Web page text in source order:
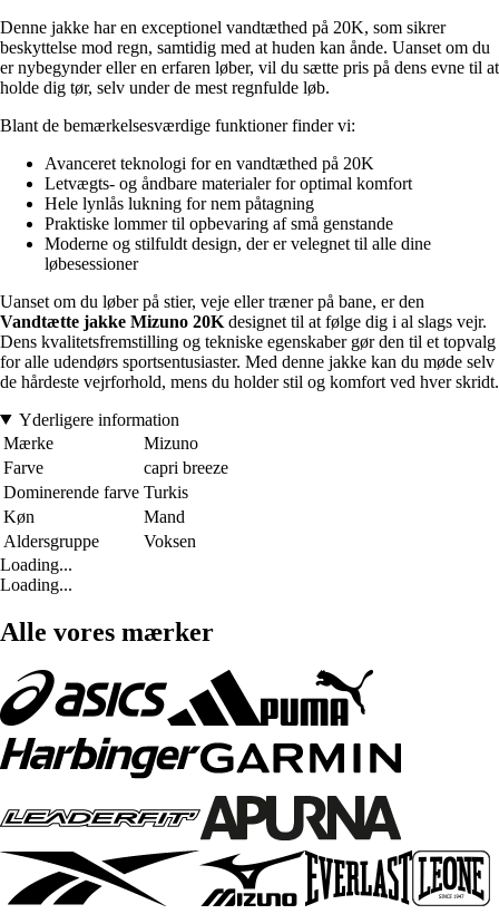
Denne jakke har en exceptionel vandtæthed på 20K, som sikrer
beskyttelse mod regn, samtidig med at huden kan ånde. Uanset om du
er nybegynder eller en erfaren løber, vil du sætte pris på dens evne til at
holde dig tør, selv under de mest regnfulde løb.
Blant de bemærkelsesværdige funktioner finder vi:
Avanceret teknologi for en vandtæthed på 20K
Letvægts- og åndbare materialer for optimal komfort
Hele lynlås lukning for nem påtagning
Praktiske lommer til opbevaring af små genstande
Moderne og stilfuldt design, der er velegnet til alle dine
løbesessioner
Uanset om du løber på stier, veje eller træner på bane, er den
Vandtætte jakke Mizuno 20K designet til at følge dig i al slags vejr.
Dens kvalitetsfremstilling og tekniske egenskaber gør den til et topvalg
for alle udendørs sportsentusiaster. Med denne jakke kan du møde selv
de hårdeste vejrforhold, mens du holder stil og komfort ved hver skridt.
Yderligere information
Mærke
Mizuno
Farve
capri breeze
Dominerende farve Turkis
Køn
Mand
Aldersgruppe
Voksen
Loading...
Loading...
Alle vores mærker